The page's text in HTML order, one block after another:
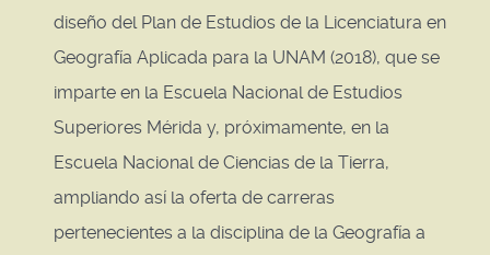
diseño del Plan de Estudios de la Licenciatura en
Geografía Aplicada para la UNAM (2018), que se
imparte en la Escuela Nacional de Estudios
Superiores Mérida y, próximamente, en la
Escuela Nacional de Ciencias de la Tierra,
ampliando así la oferta de carreras
pertenecientes a la disciplina de la Geografía a